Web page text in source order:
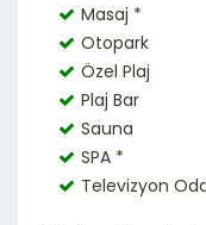
Masaj *
Otopark
Özel Plaj
Plaj Bar
Sauna
SPA *
Televizyon